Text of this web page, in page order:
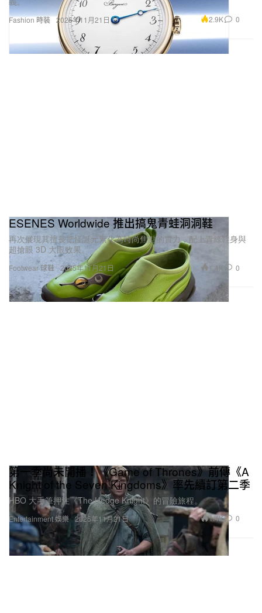
Fashion 時裝 2025年11月21日 2.9K 0
Footwear 球鞋
ESENES Worldwide 推出搞鬼青蛙洞洞鞋
再次展現其擅長把怪誕元素化為時尚焦點的實力，配上青綠鞋身與
超搶眼 3D 大眼效果。
2025年11月21日 1.4K 0
Entertainment 娛樂
第一季尚未開播！《Game of Thrones》前傳《A
Knight of the Seven Kingdoms》率先續訂第二季
HBO 大手筆押注《The Hedge Knight》的冒險旅程。
2025年11月21日 1.4K 0